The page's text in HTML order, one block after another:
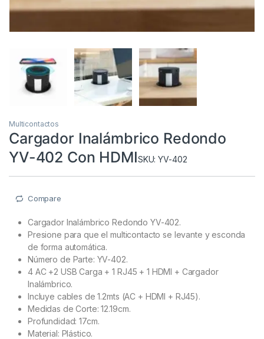
Multicontactos
Cargador Inalámbrico Redondo
YV-402 Con HDMISKU: YV-402
Compare
Cargador Inalámbrico Redondo YV-402.
Presione para que el multicontacto se levante y esconda
de forma automática.
Número de Parte: YV-402.
4 AC +2 USB Carga + 1 RJ45 + 1 HDMI + Cargador
Inalámbrico.
Incluye cables de 1.2mts (AC + HDMI + RJ45).
Medidas de Corte: 12.19cm.
Profundidad: 17cm.
Material: Plástico.